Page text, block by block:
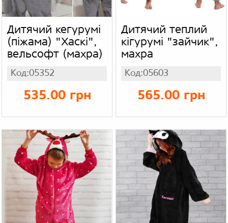
Дитячий кегурумі
(піжама) "Хаскі",
вельсофт (махра)
Код:05352
535.00 грн
Дитячий теплий
кігурумі "зайчик",
махра
Код:05603
565.00 грн